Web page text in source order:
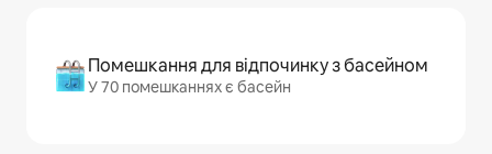
Помешкання для відпочинку з басейном
У 70 помешканнях є басейн